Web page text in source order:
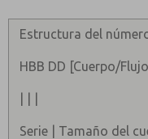
Estructura del
HBB DD [Cuerpo/
Serie | Tamaño del